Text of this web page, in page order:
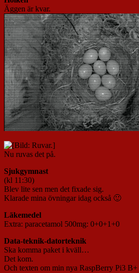
Äggen är kvar.
Nu ruvas det på.
Sjukgymnast
(kl 11:30)
Blev lite sen men det fixade sig.
Klarade mina övningar idag också 🙂
Läkemedel
Extra: paracetamol 500mg: 0+0+1+0
Data-teknik-datorteknik
Ska komma paket i kväll…
Det kom.
Och texten om min nya RaspBerry Pi3 B+